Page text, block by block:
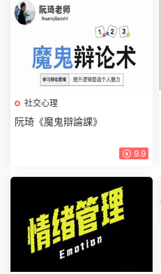
社交心理
阮琦《魔鬼辯論課》
9.9